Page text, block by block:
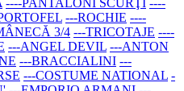
---ROCHIE ----
3/4 ---TRICOTAJE ----
---ANGEL DEVIL ---ANTON
---BRACCIALINI ---
---COSTUME NATIONAL -